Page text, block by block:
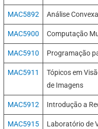
MAC5892 Análise
MAC5900 Computação
MAC5910 Programação
MAC5911
Tópicos em
de Imagens
MAC5912 Introdução a
MAC5915
Laboratório de